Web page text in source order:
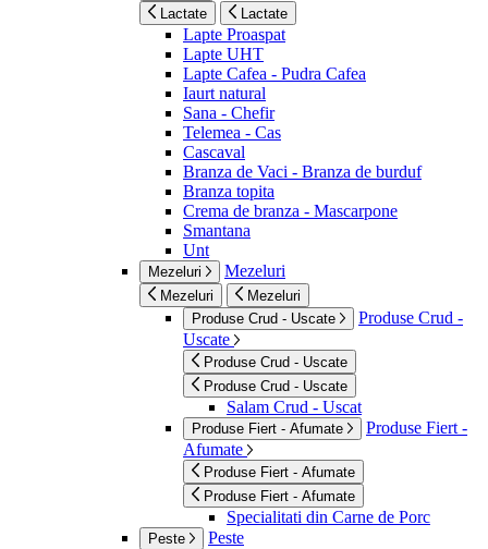
Lactate Lactate
Lapte Proaspat
Lapte UHT
Lapte Cafea - Pudra Cafea
Iaurt natural
Sana - Chefir
Telemea - Cas
Cascaval
Branza de Vaci - Branza de burduf
Branza topita
Crema de branza - Mascarpone
Smantana
Unt
Mezeluri Mezeluri
Mezeluri
Mezeluri
Produse Crud - Uscate
Produse Crud -
Uscate
Produse Crud - Uscate
Produse Crud - Uscate
Salam Crud - Uscat
Produse Fiert - Afumate
Produse Fiert -
Afumate
Produse Fiert - Afumate
Produse Fiert - Afumate
Specialitati din Carne de Porc
Peste Peste